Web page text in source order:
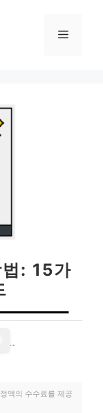
메
: 15가
액의 수수료를 제공